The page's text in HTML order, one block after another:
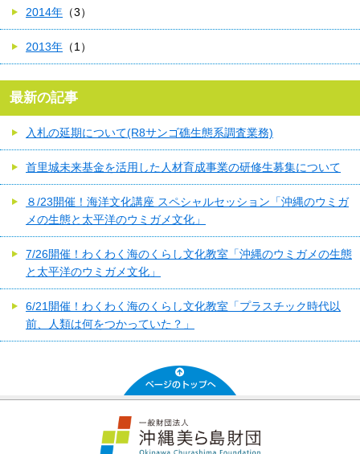
2014年 （3）
2013年 （1）
最新の記事
入札の延期について(R8サンゴ礁生態系調査業務)
首里城未来基金を活用した人材育成事業の研修生募集について
８/23開催！海洋文化講座 スペシャルセッション「沖縄のウミガ
メの生態と太平洋のウミガメ文化」
7/26開催！わくわく海のくらし文化教室「沖縄のウミガメの生態
と太平洋のウミガメ文化」
6/21開催！わくわく海のくらし文化教室「プラスチック時代以
前、人類は何をつかっていた？」